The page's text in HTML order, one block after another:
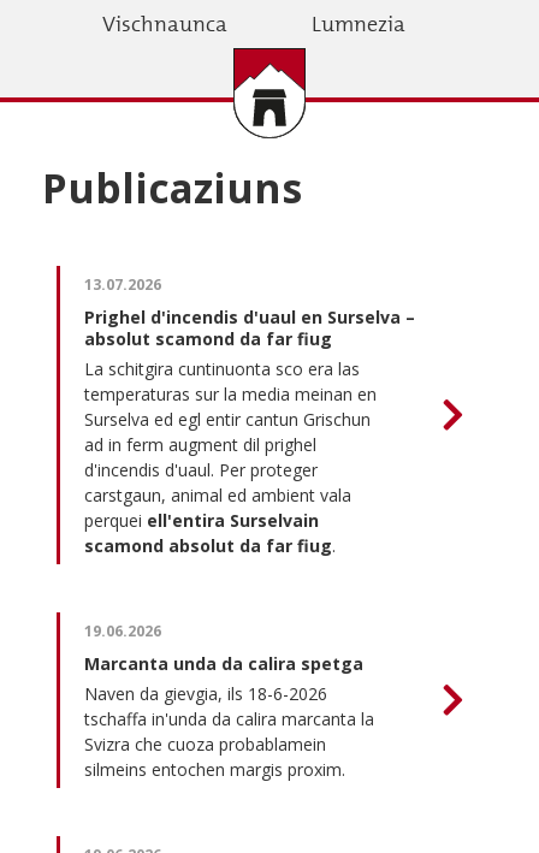
Vischnaunca Lumnezia
Publicaziuns
13.07.2026
Prighel d'incendis d'uaul en Surselva –
absolut scamond da far fiug
La schitgira cuntinuonta sco era las
temperaturas sur la media meinan en
Surselva ed egl entir cantun Grischun
ad in ferm augment dil prighel
d'incendis d'uaul. Per proteger
carstgaun, animal ed ambient vala
perquei ell'entira Surselvain
scamond absolut da far fiug.
19.06.2026
Marcanta unda da calira spetga
Naven da gievgia, ils 18-6-2026
tschaffa in'unda da calira marcanta la
Svizra che cuoza probablamein
silmeins entochen margis proxim.